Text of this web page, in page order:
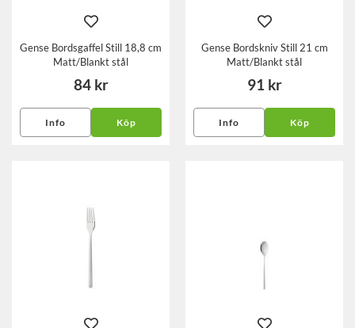
Gense Bordsgaffel Still 18,8 cm
Matt/Blankt stål
84 kr
Info Köp
Gense Bordskniv Still 21 cm
Matt/Blankt stål
91 kr
Info Köp